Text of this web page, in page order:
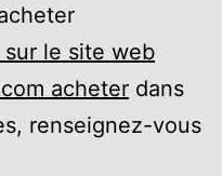
le site web
acheter dans
renseignez-vous